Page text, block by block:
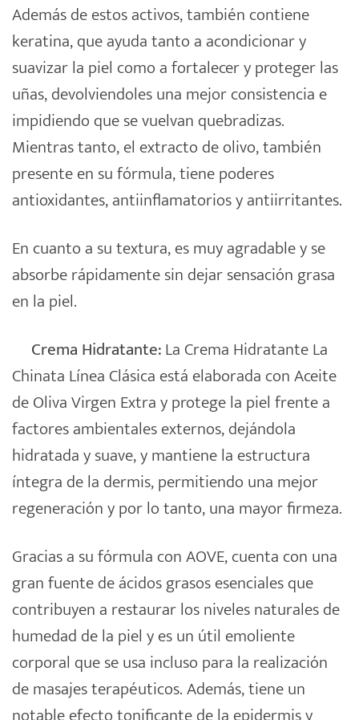
Además de estos activos, también contiene
keratina, que ayuda tanto a acondicionar y
suavizar la piel como a fortalecer y proteger las
uñas, devolviendoles una mejor consistencia e
impidiendo que se vuelvan quebradizas.
Mientras tanto, el extracto de olivo, también
presente en su fórmula, tiene poderes
antioxidantes, antiinflamatorios y antiirritantes.
En cuanto a su textura, es muy agradable y se
absorbe rápidamente sin dejar sensación grasa
en la piel.
Crema Hidratante:La Crema Hidratante La
Chinata Línea Clásica está elaborada con Aceite
de Oliva Virgen Extra y protege la piel frente a
factores ambientales externos, dejándola
hidratada y suave, y mantiene la estructura
íntegra de la dermis, permitiendo una mejor
regeneración y por lo tanto, una mayor firmeza.
Gracias a su fórmula con AOVE, cuenta con una
gran fuente de ácidos grasos esenciales que
contribuyen a restaurar los niveles naturales de
humedad de la piel y es un útil emoliente
corporal que se usa incluso para la realización
de masajes terapéuticos. Además, tiene un